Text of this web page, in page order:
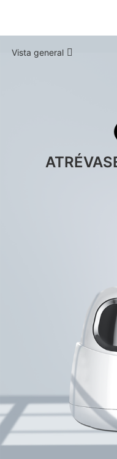
hohem GO ·
Aparato
Vista general
Tutorial